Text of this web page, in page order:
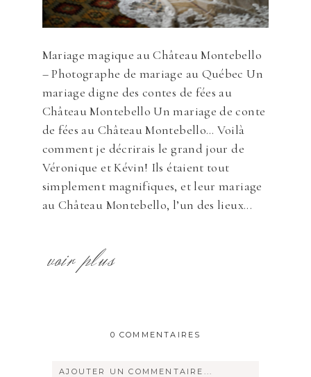
Mariage magique au Château Montebello
– Photographe de mariage au Québec Un
mariage digne des contes de fées au
Château Montebello Un mariage de conte
de fées au Château Montebello… Voilà
comment je décrirais le grand jour de
Véronique et Kévin! Ils étaient tout
simplement magnifiques, et leur mariage
au Château Montebello, l’un des lieux...
voir plus
0 COMMENTAIRES
AJOUTER UN COMMENTAIRE...